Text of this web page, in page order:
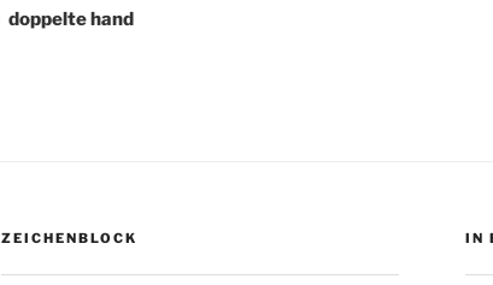
Beitrag
doppelte hand
ZEICHENBLOCK IN